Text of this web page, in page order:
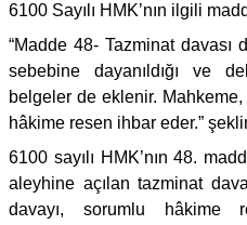
6100 Sayılı HMK’nın ilgili
“Madde 48- Tazminat
sebebine dayanıldığı ve
belgeler de eklenir. Mahkeme,
hâkime resen ihbar eder.”
6100 sayılı HMK’nın 48.
aleyhine açılan tazminat
davayı, sorumlu hâkime